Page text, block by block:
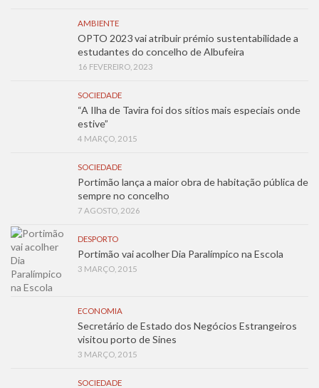
AMBIENTE
OPTO 2023 vai atribuir prémio sustentabilidade a
estudantes do concelho de Albufeira
16 FEVEREIRO, 2023
SOCIEDADE
“A Ilha de Tavira foi dos sítios mais especiais onde
estive”
4 MARÇO, 2015
SOCIEDADE
Portimão lança a maior obra de habitação pública de
sempre no concelho
7 AGOSTO, 2026
DESPORTO
Portimão vai acolher Dia Paralímpico na Escola
3 MARÇO, 2015
ECONOMIA
Secretário de Estado dos Negócios Estrangeiros
visitou porto de Sines
3 MARÇO, 2015
SOCIEDADE